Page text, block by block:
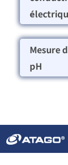
Mesure
pH